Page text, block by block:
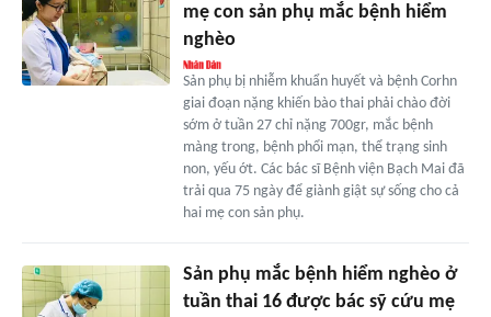
mẹ con sản phụ mắc bệnh hiểm
nghèo
Sản phụ bị nhiễm khuẩn huyết và bệnh Corhn
giai đoạn nặng khiến bào thai phải chào đời
sớm ở tuần 27 chỉ nặng 700gr, mắc bệnh
màng trong, bệnh phổi mạn, thể trạng sinh
non, yếu ớt. Các bác sĩ Bệnh viện Bạch Mai đã
trải qua 75 ngày để giành giật sự sống cho cả
hai mẹ con sản phụ.
Sản phụ mắc bệnh hiểm nghèo ở
tuần thai 16 được bác sỹ cứu mẹ